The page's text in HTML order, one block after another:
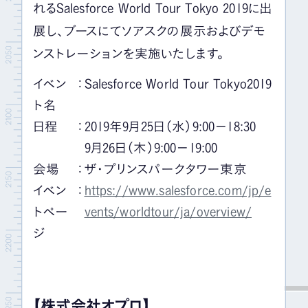
れるSalesforce World Tour Tokyo 2019に出
展し、ブースにてソアスクの展示およびデモ
ンストレーションを実施いたします。
イベン
ト名
： Salesforce World Tour Tokyo2019
日程 ： 2019年9月25日（水）9:00－18:30
9月26日（木）9:00－19:00
会場
： ザ・プリンスパークタワー東京
イベン
トペー
ジ
： https://www.salesforce.com/jp/e
vents/worldtour/ja/overview/